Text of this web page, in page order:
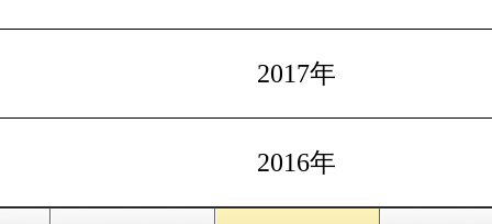
2017年
2016年